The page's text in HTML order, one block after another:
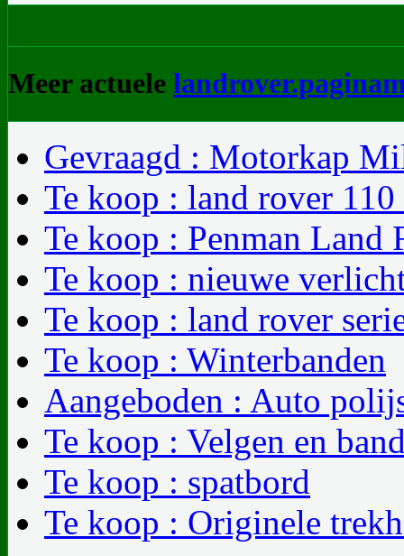
Meer actuele
Gevraagd : Motorkap
Te koop : land rover
Te koop : Penman Land
Te koop : nieuwe
Te koop : land rover
Te koop : Winterbanden
Aangeboden : Auto
Te koop : Velgen en
Te koop : spatbord
Te koop : Originele